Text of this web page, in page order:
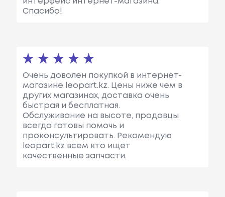
Спасибо!
Очень доволен покупкой в интернет-
магазине leopart.kz. Цены ниже чем в
других магазинах, доставка очень
быстрая и бесплатная.
Обслуживание на высоте, продавцы
всегда готовы помочь и
проконсультировать. Рекомендую
leopart.kz всем кто ищет
качественные запчасти.